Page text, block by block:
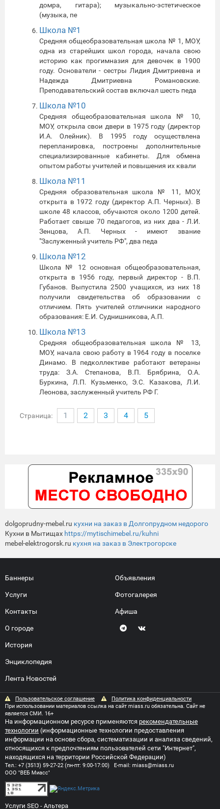
домра, гитара); музыкально-эстетическое
(музыка, пе
Школа №1
Средняя общеобразовательная школа № 1, МОУ,
одна из старейших школ города, начала свою
историю как прогимназия для девочек в 1900
году. Основатели - сестры Лидия Дмитриевна и
Надежда Дмитриевна Романовские.
Преподавательский состав включал шесть педа
Школа №10
Средняя общеобразовательная школа № 10,
МОУ, открыла свои двери в 1975 году (директор
И.А. Олейник). В 1995 году осуществлена
перепланировка, построены дополнительные
специализированные кабинеты. Для обмена
опытом работы учителей и повышения их квали
Школа №11
Средняя образовательная школа № 11, МОУ,
открыта в 1972 году (директор А.П. Черных). В
школе 48 классов, обучаются около 1200 детей.
Работает свыше 70 педагогов, из них два - Л.И.
Зенцова, А.П. Черных - имеют звание
"Заслуженный учитель РФ", два педа
Школа №12
Школа № 12 основная общеобразовательная,
открыта в 1956 году, первый директор - В.П.
Губанов. Выпустила 2500 учащихся, из них 18
получили свидетельства об образовании с
отличием. Пять учителей отличники народного
образования: Е.И. Суднишникова, А.П.
Школа №13
Средняя общеобразовательная школа № 13,
МОУ, начала свою работу в 1964 году в поселке
Динамо. В педколлективе работают ветераны
труда: З.А. Степанова, В.П. Брябрина, О.А.
Буркина, Л.П. Кузьменко, Э.С. Казакова, Л.И.
Леонова, заслуженный учитель РФ Г.
Страница: 1 2 3 4 5
dolgoprudny-mebel.ru кухни на заказ в Долгопрудном недорого
Кухни в Мытищах https://mytischimebel.ru/kuhni
mebel-elektrogorsk.ru кухня на заказ в Электрогорске
Баннеры
Услуги
Контакты
О городе
История
Энциклопедия
Лента Новостей
Объявления
Фотогалерея
Афиша
Пользовательское соглашение
Политика конфиденциальности
При использовании материалов ссылка на сайт miass.ru обязательна. Сайт не
является СМИ. 16+
На информационном ресурсе применяются рекомендательные
технологии (информационные технологии предоставления
информации на основе сбора, систематизации и анализа сведений,
относящихся к предпочтениям пользователей сети "Интернет",
находящихся на территории Российской Федерации)
Тел.: +7 (3513) 59-27-22 (пн-пт: 9:00-17:00) E-mail: miass@miass.ru
ООО "ВЕБ Миасс"
Услуги SEO - Альтера